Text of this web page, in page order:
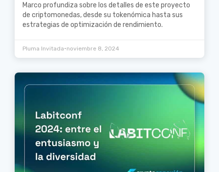
Marco profundiza sobre los detalles de este proyecto
de criptomonedas, desde su tokenómica hasta sus
estrategias de optimización de rendimiento.
Pluma Invitada•noviembre 8, 2024